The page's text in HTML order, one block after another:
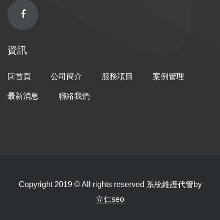
資訊
回首頁 公司簡介 服務項目 案例管理
最新消息 聯絡我們
Copyright 2019 © All rights reserved 系統維護代管by
立仁seo